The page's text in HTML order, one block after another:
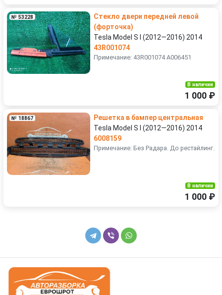
№ 53228
Стекло двери передней левой
(форточка)
Tesla Model S I (2012—2016) 2014
43R001074
Примечание: 43R001074 A006451
В наличии
1 000 ₽
№ 18867
Решетка в бампер центральная
Tesla Model S I (2012—2016) 2014
6008159
Примечание: Без Радара. До рестайлинг.
В наличии
1 000 ₽